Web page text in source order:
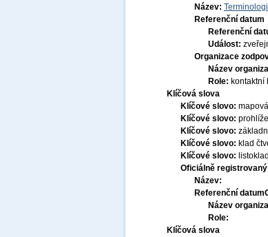
Název:
Referenční datum
Referenční
Událost:
Organizace
Název
Role: kontaktní
Klíčová slova
Klíčové slovo:
Klíčové slovo:
Klíčové slovo:
Klíčové slovo: klad
Klíčové slovo: listoklad
Oficiálně
Název:
Referenční datum
Název
Role:
Klíčová slova